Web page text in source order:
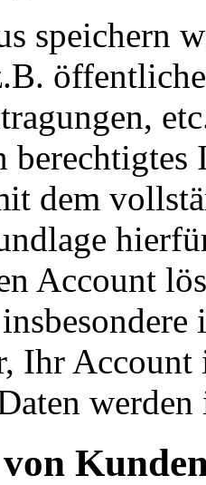
speichern
berechtigtes
dem
Account
Ihr